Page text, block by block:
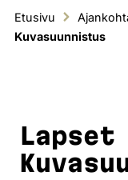
Etusivu
Kuvasuunnistus
Lapset